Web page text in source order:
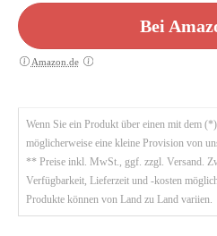
Bei
Amazon.de
Wenn Sie ein Produkt über einen mit dem
möglicherweise eine kleine Provision von
** Preise inkl. MwSt., ggf. zzgl. Versand.
Verfügbarkeit, Lieferzeit und -kosten
Produkte können von Land zu Land variien.